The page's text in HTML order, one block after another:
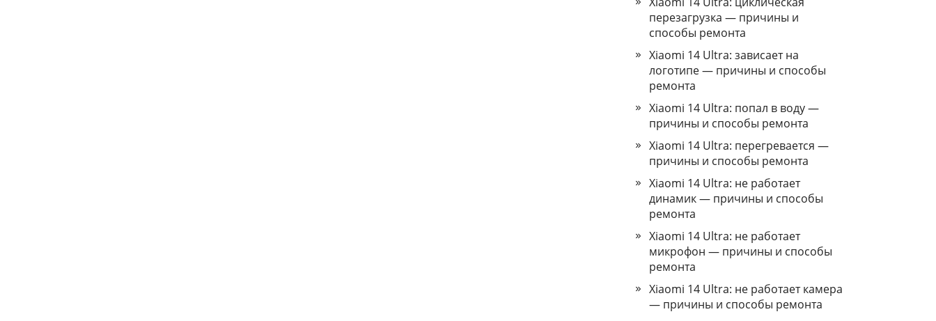
перезагрузка — причины и
способы ремонта
Xiaomi 14 Ultra: зависает на
логотипе — причины и способы
ремонта
Xiaomi 14 Ultra: попал в воду —
причины и способы ремонта
Xiaomi 14 Ultra: перегревается —
причины и способы ремонта
Xiaomi 14 Ultra: не работает
динамик — причины и способы
ремонта
Xiaomi 14 Ultra: не работает
микрофон — причины и способы
ремонта
Xiaomi 14 Ultra: не работает камера
— причины и способы ремонта